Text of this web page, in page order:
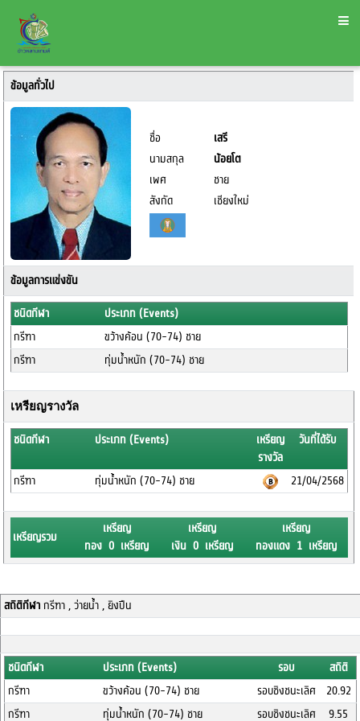
ข้อมูลทั่วไป
ชื่อ
เสรี
นามสกุล
น้อยโต
เพศ
ชาย
สังกัด
เชียงใหม่
ข้อมูลการแข่งขัน
ชนิดกีฬา
ประเภท (Events)
กรีฑา
ขว้างค้อน (70-74) ชาย
กรีฑา
ทุ่มน้ำหนัก (70-74) ชาย
เหรียญรางวัล
ชนิดกีฬา ประเภท (Events)
เหรียญ
รางวัล
วันที่ได้รับ
กรีฑา ทุ่มน้ำหนัก (70-74) ชาย 21/04/2568
เหรียญรวม
เหรียญ
ทอง 0 เหรียญ
เหรียญ
เงิน 0 เหรียญ
เหรียญ
ทองแดง 1 เหรียญ
สถิติกีฬากรีฑา , ว่ายน้ำ , ยิงปืน
ชนิดกีฬา ประเภท (Events) รอบ
สถิติ
กรีฑา
ขว้างค้อน (70-74) ชาย รอบชิงชนะเลิศ
20.92
กรีฑา
ทุ่มน้ำหนัก (70-74) ชาย รอบชิงชนะเลิศ 9.55